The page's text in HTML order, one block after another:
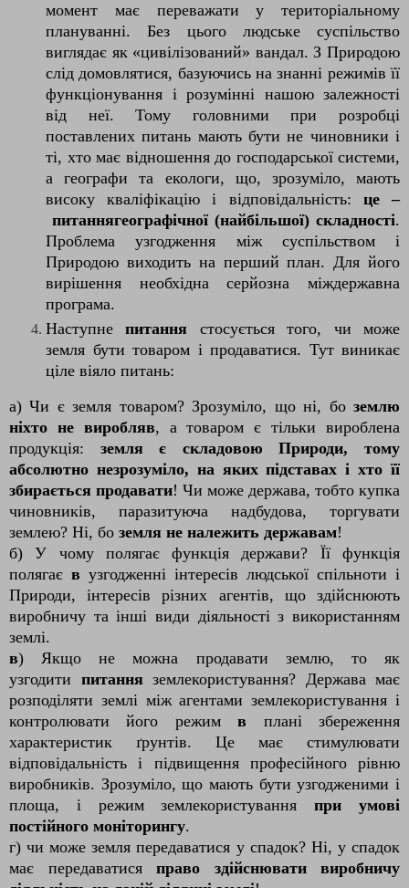
момент має переважати у територіальному
плануванні. Без цього людське суспільство
виглядає як «цивілізований» вандал. З Природою
слід домовлятися, базуючись на знанні режимів її
функціонування і розумінні нашою залежності
від неї. Тому головними при розробці
поставлених питань мають бути не чиновники і
ті, хто має відношення до господарської системи,
а географи та екологи, що, зрозуміло, мають
високу кваліфікацію і відповідальність: це –
питаннягеографічної (найбільшої) складності.
Проблема узгодження між суспільством і
Природою виходить на перший план. Для його
вирішення необхідна серйозна міждержавна
програма.
Наступнепитання стосується того, чи може
земля бути товаром і продаватися. Тут виникає
ціле віяло питань:
а) Чи є земля товаром? Зрозуміло, що ні, бо землю
ніхто не виробляв, а товаром є тільки вироблена
продукція: земля є складовою Природи, тому
абсолютно незрозуміло, на яких підставах і хто її
збирається продавати! Чи може держава, тобто купка
чиновників, паразитуюча надбудова, торгувати
землею? Ні, бо земля не належить державам!
б) У чому полягає функція держави? Її функція
полягає в узгодженні інтересів людської спільноти і
Природи, інтересів різних агентів, що здійснюють
виробничу та інші види діяльності з використанням
землі.
в) Якщо не можна продавати землю, то як
узгодити питанняземлекористування? Держава має
розподіляти землі між агентами землекористування і
контролювати його режимв плані збереження
характеристик ґрунтів. Це має стимулювати
відповідальність і підвищення професійного рівню
виробників. Зрозуміло, що мають бути узгодженими і
площа, і режим землекористуванняпри умові
постійного моніторингу.
г) чи може земля передаватися у спадок? Ні, у спадок
має передаватися право здійснювати виробничу